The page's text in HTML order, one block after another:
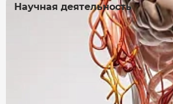
Научная деятельность